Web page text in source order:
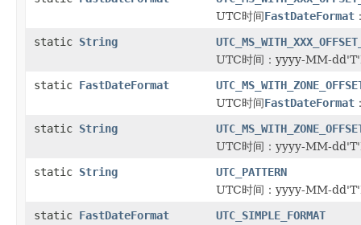
UTC时间FastDateFormat
static String
UTC时间：yyyy-MM-
static FastDateFormat
UTC时间FastDateFormat
static String
UTC时间：yyyy-MM-
static String
UTC_PATTERN
UTC时间：yyyy-MM-
static FastDateFormat
UTC_SIMPLE_FORMAT